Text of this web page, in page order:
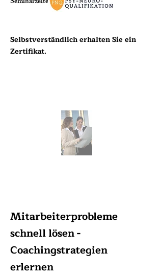
Selbstverständlich erhalten Sie ein
Zertifikat.
Mitarbeiterprobleme
schnell lösen -
Coachingstrategien
erlernen